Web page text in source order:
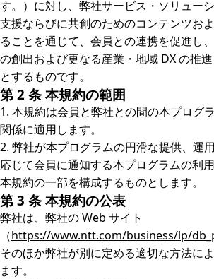
す。）に対し、弊社サービス・ソリュー
支援ならびに共創のためのコンテンツお
ることを通じて、会員との連携を促進し
の創出および更なる産業・地域 DX の推
とするものです。
第 2 条 本規約の範囲
1. 本規約は会員と弊社との間の本プログ
関係に適用します。
2. 弊社が本プログラムの円滑な提供、運
応じて会員に通知する本プログラムの利
本規約の一部を構成するものとします。
第 3 条 本規約の公表
弊社は、弊社の Web サイト
（https://www.ntt.com/business/lp/
そのほか弊社が別に定める適切な方法に
ます。